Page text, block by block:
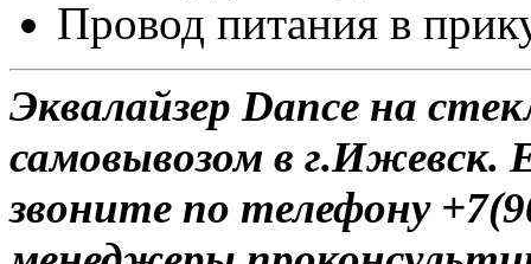
Провод питания в
Эквалайзер Dance на
самовывозом в г.Ижевск.
звоните по телефону